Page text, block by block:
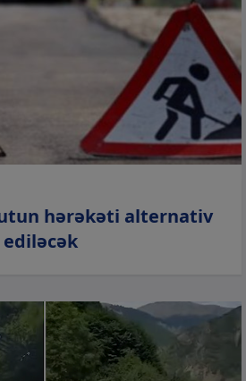
hərəkəti alternativ